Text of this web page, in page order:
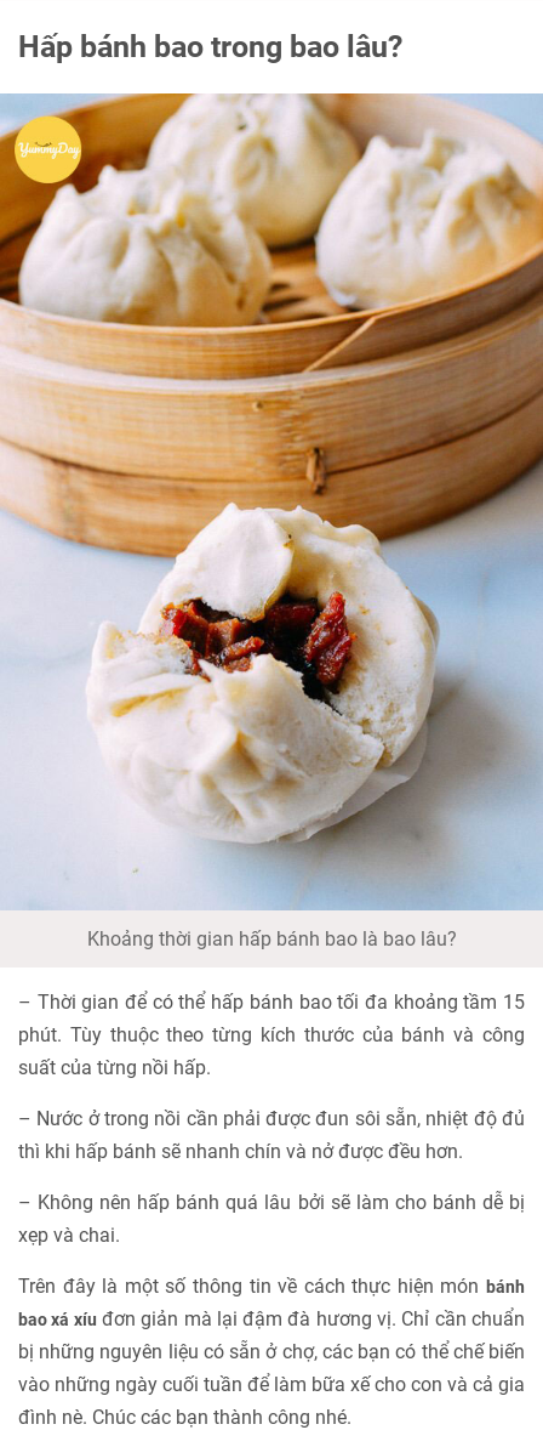
Hấp bánh bao trong bao lâu?
Khoảng thời gian hấp bánh bao là bao lâu?
– Thời gian để có thể hấp bánh bao tối đa khoảng tầm 15
phút. Tùy thuộc theo từng kích thước của bánh và công
suất của từng nồi hấp.
– Nước ở trong nồi cần phải được đun sôi sẵn, nhiệt độ đủ
thì khi hấp bánh sẽ nhanh chín và nở được đều hơn.
– Không nên hấp bánh quá lâu bởi sẽ làm cho bánh dễ bị
xẹp và chai.
Trên đây là một số thông tin về cách thực hiện món bánh
bao xá xíu đơn giản mà lại đậm đà hương vị. Chỉ cần chuẩn
bị những nguyên liệu có sẵn ở chợ, các bạn có thể chế biến
vào những ngày cuối tuần để làm bữa xế cho con và cả gia
đình nè. Chúc các bạn thành công nhé.